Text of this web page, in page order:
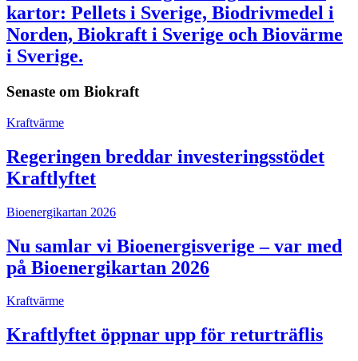
kartor: Pellets i Sverige, Biodrivmedel i
Norden, Biokraft i Sverige och Biovärme
i Sverige.
Senaste om Biokraft
Kraftvärme
Regeringen breddar investeringsstödet
Kraftlyftet
Bioenergikartan 2026
Nu samlar vi Bioenergisverige – var med
på Bioenergikartan 2026
Kraftvärme
Kraftlyftet öppnar upp för returträflis